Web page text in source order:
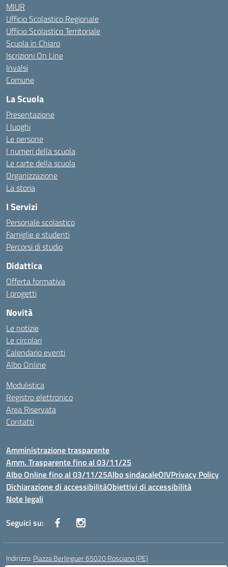
MIUR
Ufficio Scolastico Regionale
Ufficio Scolastico Territoriale
Scuola in Chiaro
Iscrizioni On Line
Invalsi
Comune
La Scuola
Presentazione
I luoghi
Le persone
I numeri della scuola
Le carte della scuola
Organizzazione
La storia
I Servizi
Personale scolastico
Famiglie e studenti
Percorsi di studio
Didattica
Offerta formativa
I progetti
Novità
Le notizie
Le circolari
Calendario eventi
Albo Online
Modulistica
Registro elettronico
Area Riservata
Contatti
Amministrazione trasparente
Amm. Trasparente fino al 03/11/25
Albo Online fino al 03/11/25Albo sindacaleOIVPrivacy Policy
Dichiarazione di accessibilitàObiettivi di accessibilità
Note legali
Seguici su:
Indirizzo: Piazza Berlinguer 65020 Rosciano (PE)